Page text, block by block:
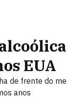
EUA
de frente do
anos